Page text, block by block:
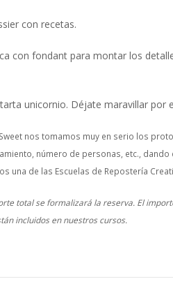
con recetas.
con fondant para montar los
unicornio. Déjate maravillar por
Sweet nos tomamos muy en serio los
número de personas, etc.,
una de las Escuelas de Repostería
total se formalizará la reserva. El
incluidos en nuestros cursos.